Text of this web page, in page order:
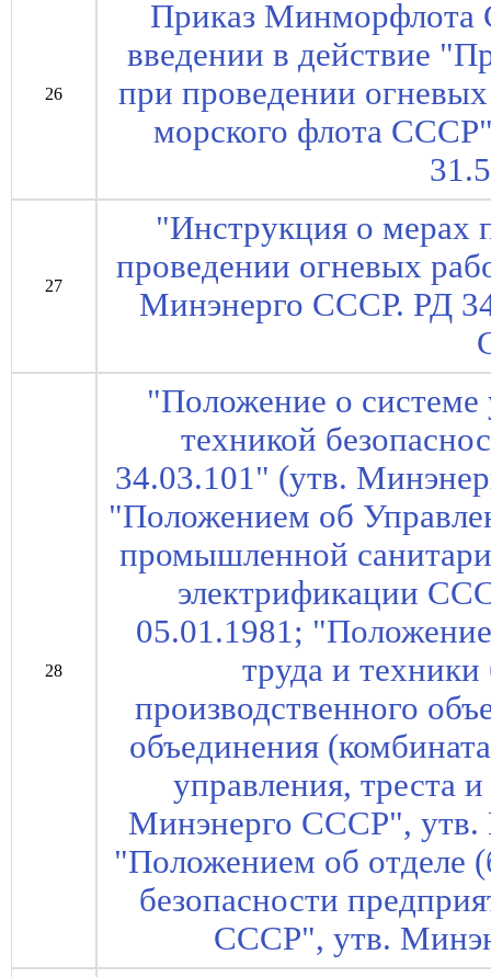
26
Приказ Минморфлота
введении в действие
при проведении
морского флота
27
"Инструкция о мерах
проведении огневых
Минэнерго СССР. РД
28
"Положение о системе
техникой
34.03.101" (утв.
"Положением об
промышленной
электрификации
05.01.1981;
труда и
производственного
объединения
управления, треста
Минэнерго СССР",
"Положением об отделе
безопасности
СССР", утв.